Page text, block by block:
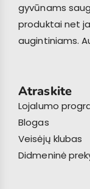
gyvūnams
produktai net
augintiniams.
Atraskite
Lojalumo
Blogas
Veisėjų klubas
Didmeninė